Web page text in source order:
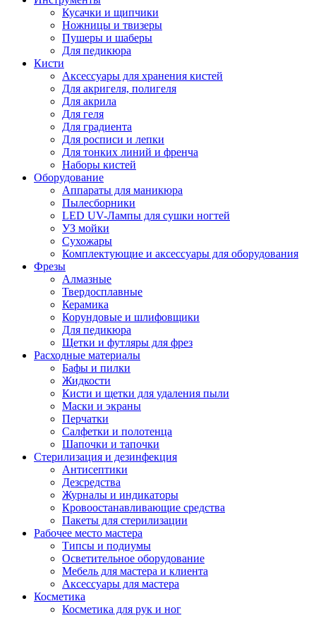
Кусачки и щипчики
Ножницы и твизеры
Пушеры и шаберы
Для педикюра
Кисти
Аксессуары для хранения кистей
Для акригеля, полигеля
Для акрила
Для геля
Для градиента
Для росписи и лепки
Для тонких линий и френча
Наборы кистей
Оборудование
Аппараты для маникюра
Пылесборники
LED UV-Лампы для сушки ногтей
УЗ мойки
Сухожары
Комплектующие и аксессуары для оборудования
Фрезы
Алмазные
Твердосплавные
Керамика
Корундовые и шлифовщики
Для педикюра
Щетки и футляры для фрез
Расходные материалы
Бафы и пилки
Жидкости
Кисти и щетки для удаления пыли
Маски и экраны
Перчатки
Салфетки и полотенца
Шапочки и тапочки
Стерилизация и дезинфекция
Антисептики
Дезсредства
Журналы и индикаторы
Кровоостанавливающие средства
Пакеты для стерилизации
Рабочее место мастера
Типсы и подиумы
Осветительное оборудование
Мебель для мастера и клиента
Аксессуары для мастера
Косметика
Косметика для рук и ног